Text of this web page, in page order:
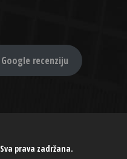
recenziju
prava zadržana.